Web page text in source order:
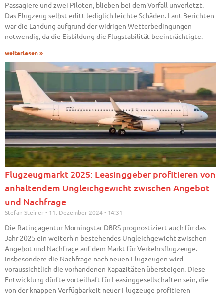
Passagiere und zwei Piloten, blieben bei dem Vorfall unverletzt.
Das Flugzeug selbst erlitt lediglich leichte Schäden. Laut Berichten
war die Landung aufgrund der widrigen Wetterbedingungen
notwendig, da die Eisbildung die Flugstabilität beeinträchtigte.
weiterlesen »
Flugzeugmarkt 2025: Leasinggeber profitieren von
anhaltendem Ungleichgewicht zwischen Angebot
und Nachfrage
Stefan Steiner 11. Dezember 2024 14:31
Die Ratingagentur Morningstar DBRS prognostiziert auch für das
Jahr 2025 ein weiterhin bestehendes Ungleichgewicht zwischen
Angebot und Nachfrage auf dem Markt für Verkehrsflugzeuge.
Insbesondere die Nachfrage nach neuen Flugzeugen wird
voraussichtlich die vorhandenen Kapazitäten übersteigen. Diese
Entwicklung dürfte vorteilhaft für Leasinggesellschaften sein, die
von der knappen Verfügbarkeit neuer Flugzeuge profitieren